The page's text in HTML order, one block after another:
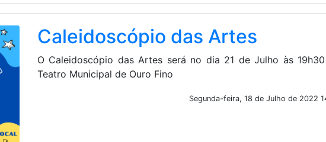
Caleidoscópio das Artes
O Caleidoscópio das Artes será no dia 21 de Julho às
Teatro Municipal de Ouro Fino
Segunda-feira, 18 de Julho de 2022